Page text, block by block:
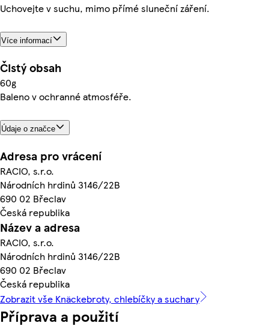
Uchovejte v suchu, mimo přímé sluneční záření.
Více informací
Čistý obsah
60g
Baleno v ochranné atmosféře.
Údaje o značce
Adresa pro vrácení
RACIO, s.r.o.
Národních hrdinů 3146/22B
690 02 Břeclav
Česká republika
Název a adresa
RACIO, s.r.o.
Národních hrdinů 3146/22B
690 02 Břeclav
Česká republika
Zobrazit vše Knäckebroty, chlebíčky a suchary
Příprava a použití